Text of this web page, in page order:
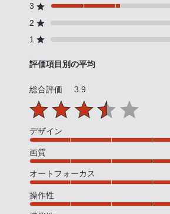
3
2
1
評価項目別の平均
総合評価 3.9
デザイン
画質
オートフォーカス
操作性